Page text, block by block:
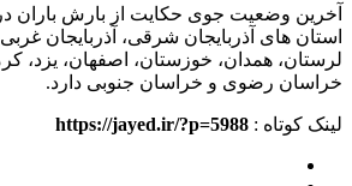
آخرین وضعیت جوی حکایت از بارش باران
استان های آذربایجان شرقی، آذربایجان
لرستان، همدان، خوزستان، اصفهان، یزد،
خراسان رضوی و خراسان جنوبی دارد.
لینک کوتاه : https://jayed.ir/?p=5988